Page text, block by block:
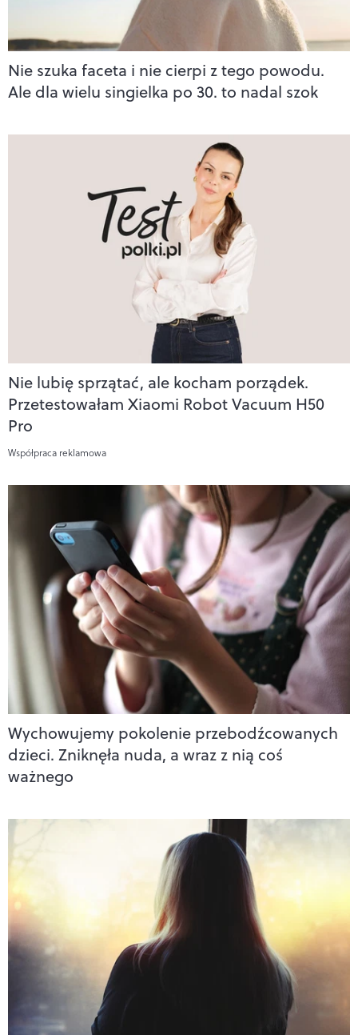
Nie szuka faceta i nie cierpi z tego powodu.
Ale dla wielu singielka po 30. to nadal szok
Nie lubię sprzątać, ale kocham porządek.
Przetestowałam Xiaomi Robot Vacuum H50
Pro
Współpraca reklamowa
Wychowujemy pokolenie przebodźcowanych
dzieci. Zniknęła nuda, a wraz z nią coś
ważnego